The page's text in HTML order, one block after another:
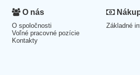
O nás
O spoločnosti
Voľné pracovné pozície
Kontakty
Základné